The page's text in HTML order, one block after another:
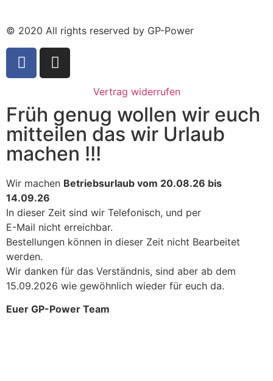
© 2020 All rights reserved by GP-Power
Vertrag widerrufen
Früh genug wollen wir euch
mitteilen das wir Urlaub
machen !!!
Wir machen Betriebsurlaub vom 20.08.26 bis
14.09.26
In dieser Zeit sind wir Telefonisch, und per
E-Mail nicht erreichbar.
Bestellungen können in dieser Zeit nicht Bearbeitet
werden.
Wir danken für das Verständnis, sind aber ab dem
15.09.2026 wie gewöhnlich wieder für euch da.
Euer GP-Power Team